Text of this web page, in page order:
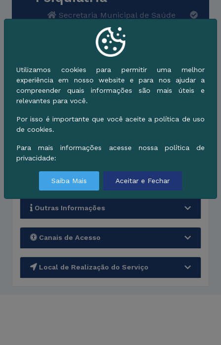
Secretaria Municipal de Saúde
Quem pode utilizar
Etapas de Processamento
Quanto tempo leva
Documentos necessários
Outras Informações
Canais de Acesso
Local de Realização do Serviço
Utilizamos cookies para permitir uma melhor
experiência em nosso website e para nos ajudar a
compreender quais informações são mais úteis e
relevantes para você.
Por isso é importante que você aceite a política de uso
de cookies.
Para mais informações acesse nossa política de
privacidade:
Saiba Mais Aceitar e Fechar